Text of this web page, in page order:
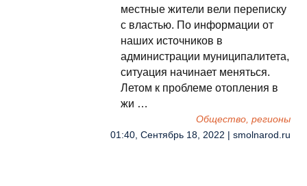
местные жители вели переписку
с властью. По информации от
наших источников в
администрации муниципалитета,
ситуация начинает меняться.
Летом к проблеме отопления в
жи …
Общество, регионы
01:40, Сентябрь 18, 2022 | smolnarod.ru